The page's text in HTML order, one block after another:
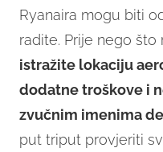
Ryanaira mogu biti
radite. Prije nego što
istražite lokaciju
dodatne troškove i
zvučnim imenima
put triput provjeriti